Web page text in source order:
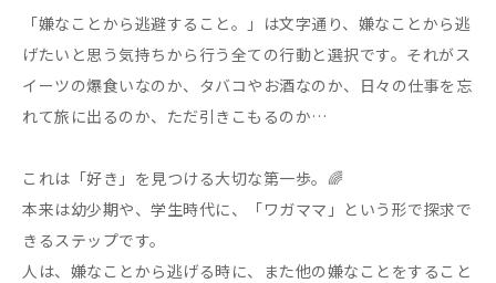
「嫌なことから逃避すること。」は文字通り、嫌なことから逃
げたいと思う気持ちから行う全ての行動と選択です。それがス
イーツの爆食いなのか、タバコやお酒なのか、日々の仕事を忘
れて旅に出るのか、ただ引きこもるのか…
これは「好き」を見つける大切な第一歩。🌈
本来は幼少期や、学生時代に、「ワガママ」という形で探求で
きるステップです。
人は、嫌なことから逃げる時に、また他の嫌なことをすること